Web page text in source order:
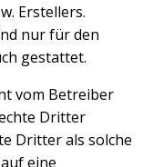
Erstellers.
nur für den
gestattet.
vom Betreiber
Dritter
Dritter als solche
eine